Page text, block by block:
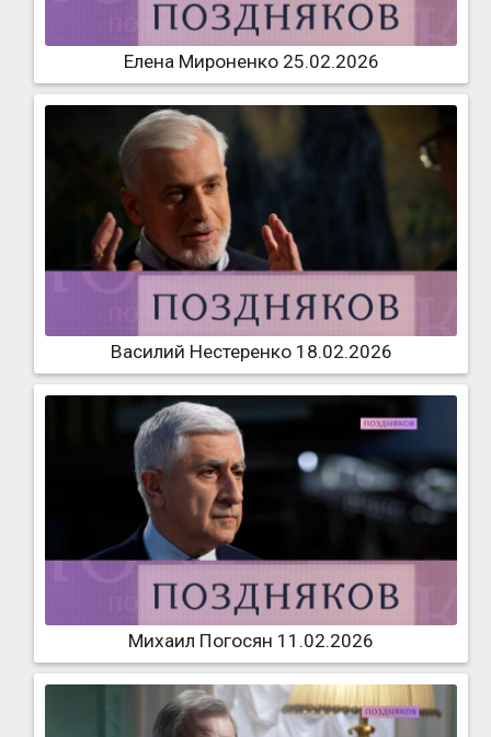
Елена Мироненко 25.02.2026
Василий Нестеренко 18.02.2026
Михаил Погосян 11.02.2026